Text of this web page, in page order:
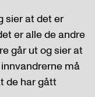
sier at det er
er alle de andre
går ut og sier at
må
de har gått